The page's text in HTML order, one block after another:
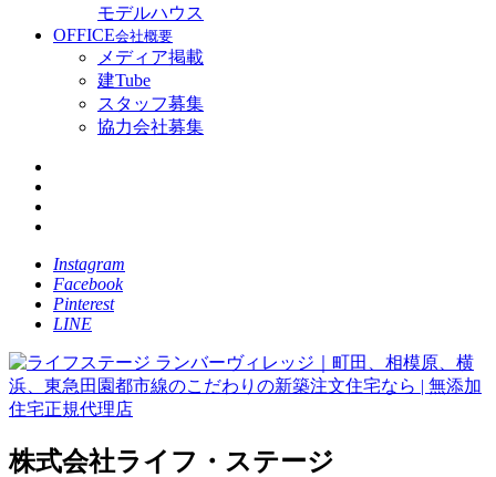
モデルハウス
OFFICE会社概要
メディア掲載
建Tube
スタッフ募集
協力会社募集
Instagram
Facebook
Pinterest
LINE
株式会社ライフ・ステージ